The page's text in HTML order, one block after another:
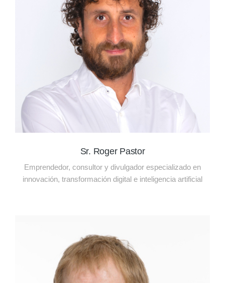
Sr. Roger Pastor
Emprendedor, consultor y divulgador especializado en
innovación, transformación digital e inteligencia artificial